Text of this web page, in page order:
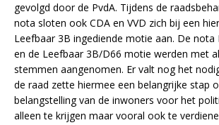
gevolgd door de PvdA. Tijdens de
nota sloten ook CDA en VVD zich bij een
Leefbaar 3B ingediende motie aan. De nota
en de Leefbaar 3B/D66 motie werden met
stemmen aangenomen. Er valt nog het
de raad zette hiermee een belangrijke stap
belangstelling van de inwoners voor het
alleen te krijgen maar vooral ook te